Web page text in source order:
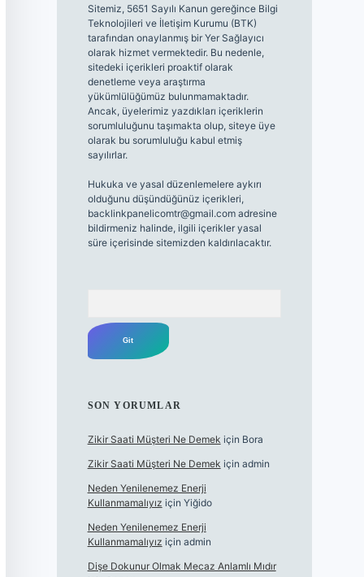
Sitemiz, 5651 Sayılı Kanun gereğince Bilgi
Teknolojileri ve İletişim Kurumu (BTK)
tarafından onaylanmış bir Yer Sağlayıcı
olarak hizmet vermektedir. Bu nedenle,
sitedeki içerikleri proaktif olarak
denetleme veya araştırma
yükümlülüğümüz bulunmamaktadır.
Ancak, üyelerimiz yazdıkları içeriklerin
sorumluluğunu taşımakta olup, siteye üye
olarak bu sorumluluğu kabul etmiş
sayılırlar.
Hukuka ve yasal düzenlemelere aykırı
olduğunu düşündüğünüz içerikleri,
backlinkpanelicomtr@gmail.comadresine
bildirmeniz halinde, ilgili içerikler yasal
süre içerisinde sitemizden kaldırılacaktır.
SON YORUMLAR
Zikir Saati Müşteri Ne Demek için Bora
Zikir Saati Müşteri Ne Demek için admin
Neden Yenilenemez Enerji
Kullanmamalıyız için Yiğido
Neden Yenilenemez Enerji
Kullanmamalıyız için admin
Dişe Dokunur Olmak Mecaz Anlamlı Mıdır